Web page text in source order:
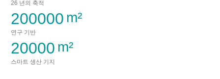
26 년의 축적
200000
연구 기반
20000
스마트 생산 기지